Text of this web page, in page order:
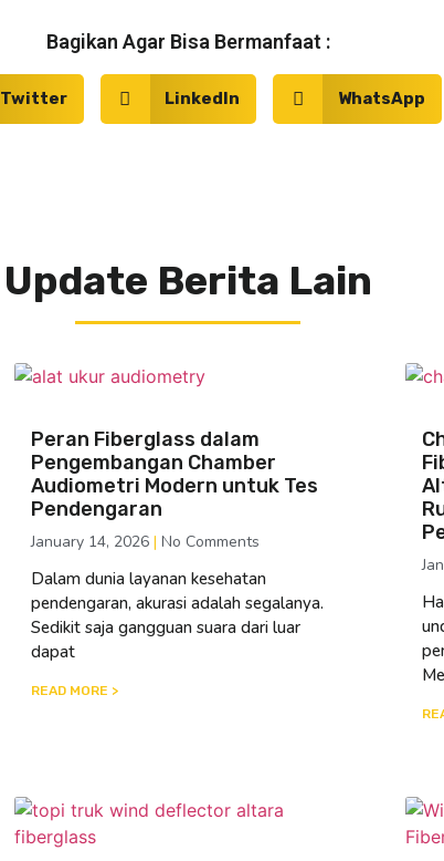
Bagikan Agar Bisa Bermanfaat :
Twitter LinkedIn WhatsApp
Update Berita Lain
Peran Fiberglass dalam
Pengembangan Chamber
Audiometri Modern untuk Tes
Pendengaran
January 14, 2026 No Comments
Dalam dunia layanan kesehatan
pendengaran, akurasi adalah segalanya.
Sedikit saja gangguan suara dari luar
dapat
READ MORE >